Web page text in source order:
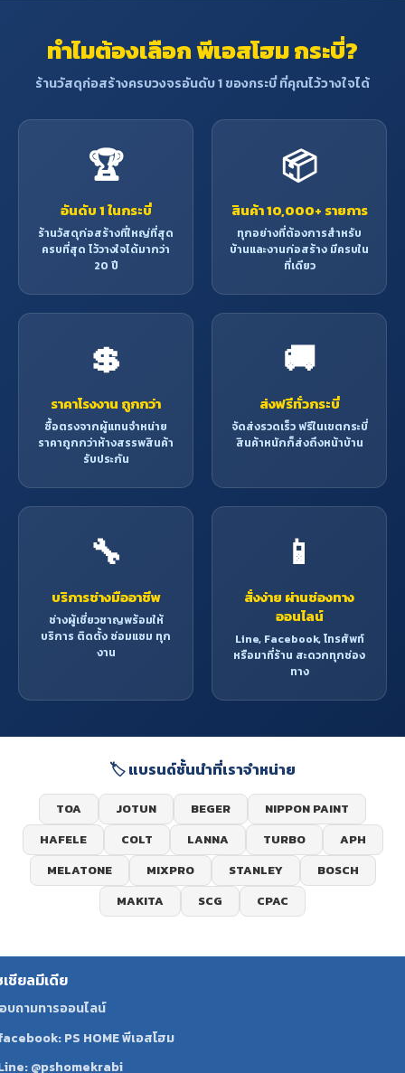
ประมาณ 60-70 ปอนด์
ไสกบตกแต่งได้ยาก เนื้อไม้มักจะมี
แตกเก่ง ฉะนั้นไม้เต็งจึงมักจะไม่
: ใช้ทำหมอนรางรถไฟ
เครื่องมืออกสิกรรม เก้าอี้ ชิงช้า
การสร้างบ้านเรือนที่รับน้ำหนัก
มาก ด้ามเครื่องมือกสิกรรม
โครงสร้างอาคาร เช่น ตง คาน
วงกบ ประตูหน้าต่าง โครงหลังคา
ทำไมต้องเลือก พีเอสโฮม กระบี่?
ร้านวัสดุก่อสร้างครบวงจรอันดับ 1 ของกระบี่ ที่คุณไว้วางใจได้
🏆
อันดับ 1 ในกระบี่
ร้านวัสดุก่อสร้างที่ใหญ่ที่สุด
ครบที่สุด ไว้วางใจได้มากว่า
20 ปี
📦
สินค้า 10,000+ รายการ
ทุกอย่างที่ต้องการสำหรับ
บ้านและงานก่อสร้าง มีครบใน
ที่เดียว
💲
ราคาโรงงาน ถูกกว่า
ซื้อตรงจากผู้แทนจำหน่าย
ราคาถูกกว่าห้างสรรพสินค้า
รับประกัน
🚚
ส่งฟรีทั่วกระบี่
จัดส่งรวดเร็ว ฟรีในเขตกระบี่
สินค้าหนักก็ส่งถึงหน้าบ้าน
🔧
บริการช่างมืออาชีพ
ช่างผู้เชี่ยวชาญพร้อมให้
บริการ ติดตั้ง ซ่อมแซม ทุก
งาน
📱
สั่งง่าย ผ่านช่องทาง
ออนไลน์
Line, Facebook, โทรศัพท์
หรือมาที่ร้าน สะดวกทุกช่อง
ทาง
🏷️ แบรนด์ชั้นนำที่เราจำหน่าย
TOA JOTUN BEGER
NIPPON PAINT
HAFELE
COLT LANNA TURBO
APH
MELATONE
MIXPRO STANLEY
BOSCH
MAKITA
SCG CPAC
เชียลมีเดีย
บถามทารออนไลน์
PS HOME พีเอสโฮม
@pshomekrabi